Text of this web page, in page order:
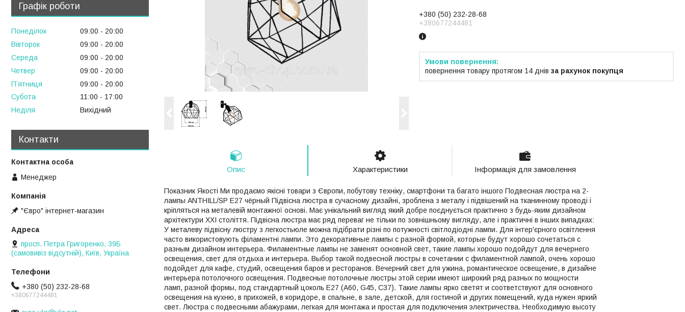
+380 (50) 232-28-68
+380677244481
повернення товару протягом 14 днів за рахунок покупця
Опис Характеристики Інформація для замовлення
Показник Якості Ми продаємо якісні товари з Європи, побутову техніку, смартфони та багато іншого Подвесная люстра на 2-
лампы ANTHILL/SP E27 чёрный Підвісна люстра в сучасному дизайні, зроблена з металу і підвішений на тканинному проводі і
кріпляться на металевій монтажної основі. Має унікальний вигляд який добре поєднується практично з будь-яким дизайном
архітектури XXI століття. Підвісна люстра має ряд переваг не тільки по зовнішньому вигляду, але і практичні в інших випадках:
У металеву підвісну люстру з легкостьюле можна підібрати різні по потужності світлодіодні лампи. Для інтер'єрного освітлення
часто використовують філаментні лампи. Это декоративные лампы с разной формой, которые будут хорошо сочетаться с
разным дизайном интерьера. Филаментные лампы не заменят основной свет, такие лампы хорошо подойдут для вечернего
освещения, свет для отдыха и интерьера. Выбор такой подвесной люстры в сочетании с филаментной лампой, очень хорошо
подойдет для кафе, студий, освещения баров и ресторанов. Вечерний свет для ужина, романтическое освещение, в дизайне
интерьера потолочного освещения. Подвесные потолочные люстры этой серии имеют широкий ряд разных по мощности
ламп, разной формы, под стандартный цоколь Е27 (A60, G45, C37). Такие лампы ярко светят и соответствуют для основного
освещения на кухню, в прихожей, в коридоре, в спальне, в зале, детской, для гостиной и других помещений, куда нужен яркий
свет. Люстра с подвесными абажурами, легкая для монтажа и простая для подключения электричества. Необходимую высоту
Графік роботи
Понеділок 09:00
20:00
Вівторок
09:00
20:00
Середа
09:00
20:00
Четвер
09:00
20:00
Пʼятниця
09:00
20:00
Субота
11:00
17:00
Неділя
Вихідний
Контакти
Менеджер
"Євро" інтернет-магазин
просп. Петра Григоренко, 39Б
(самовивіз відсутній), Київ, Україна
+380 (50) 232-28-68
+380677244481